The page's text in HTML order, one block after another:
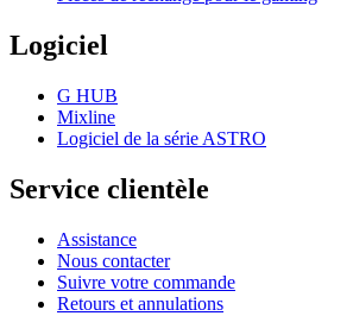
Logiciel
G HUB
Mixline
Logiciel de la série ASTRO
Service clientèle
Assistance
Nous contacter
Suivre votre commande
Retours et annulations